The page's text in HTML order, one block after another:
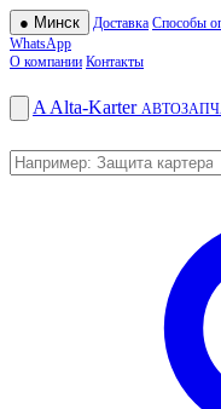
● Минск Доставка Способы
WhatsApp
О компании Контакты
A Alta-Karter